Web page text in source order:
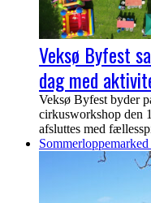
Veksø Byfest
dag med
Veksø Byfest byder
cirkusworkshop den
afsluttes med